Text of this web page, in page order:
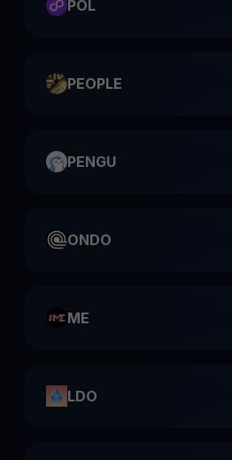
POL
PEOPLE
PENGU
ONDO
ME
LDO